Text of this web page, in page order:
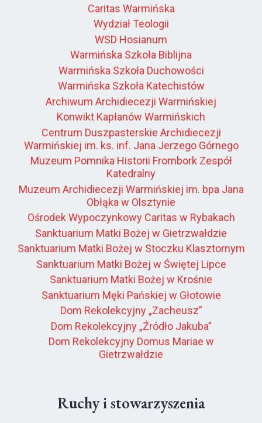
Caritas Warmińska
Wydział Teologii
WSD Hosianum
Warmińska Szkoła Biblijna
Warmińska Szkoła Duchowości
Warmińska Szkoła Katechistów
Archiwum Archidiecezji Warmińskiej
Konwikt Kapłanów Warmińskich
Centrum Duszpasterskie Archidiecezji
Warmińskiej im. ks. inf. Jana Jerzego Górnego
Muzeum Pomnika Historii Frombork Zespół
Katedralny
Muzeum Archidiecezji Warmińskiej im. bpa Jana
Obłąka w Olsztynie
Ośrodek Wypoczynkowy Caritas w Rybakach
Sanktuarium Matki Bożej w Gietrzwałdzie
Sanktuarium Matki Bożej w Stoczku Klasztornym
Sanktuarium Matki Bożej w Świętej Lipce
Sanktuarium Matki Bożej w Krośnie
Sanktuarium Męki Pańskiej w Głotowie
Dom Rekolekcyjny „Zacheusz”
Dom Rekolekcyjny „Źródło Jakuba”
Dom Rekolekcyjny Domus Mariae w
Gietrzwałdzie
Ruchy i stowarzyszenia